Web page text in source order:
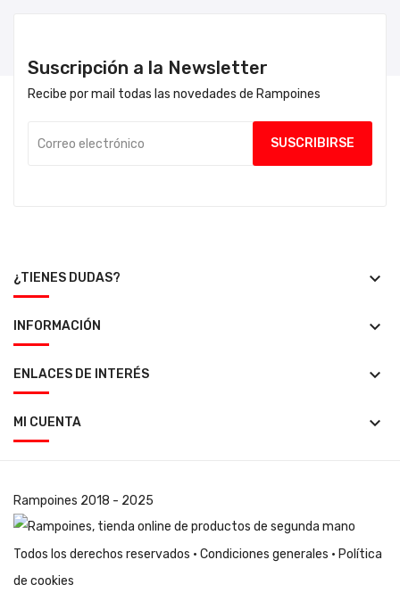
Suscripción a la Newsletter
Recibe por mail todas las novedades de Rampoines
¿TIENES DUDAS? keyboard_arrow_down
INFORMACIÓN keyboard_arrow_down
ENLACES DE INTERÉS keyboard_arrow_down
MI CUENTA keyboard_arrow_down
Rampoines 2018 - 2025
Todos los derechos reservados · Condiciones generales · Política
de cookies